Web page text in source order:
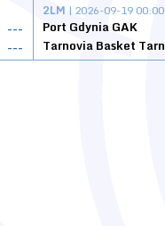
---
---
2LM | 2026-09-19 00:00
Port Gdynia GAK